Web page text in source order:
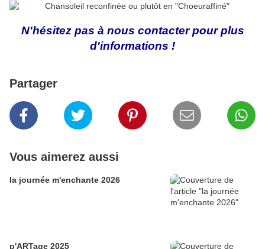
N'hésitez pas à nous contacter pour plus
d'informations !
Partager
Vous aimerez aussi
la journée m'enchante 2026
p'ARTage 2025